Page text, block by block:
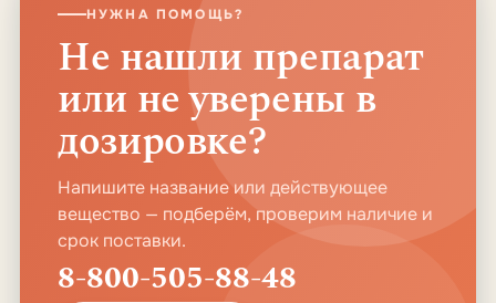
НУЖНА ПОМОЩЬ?
Не нашли препарат
или не уверены в
дозировке?
Напишите название или действующее
вещество — подберём, проверим наличие и
срок поставки.
8-800-505-88-48